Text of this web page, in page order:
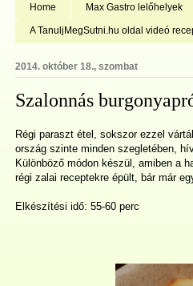
Home Max Gastro lelőhelyek
A TanuljMegSutni.hu oldal videó
2014. október 18., szombat
Szalonnás
Régi paraszt étel, sokszor ezzel
ország szinte minden szegletében,
Különböző módon készül, amiben a
régi zalai receptekre épült, bár már
Elkészítési idő: 55-60 perc